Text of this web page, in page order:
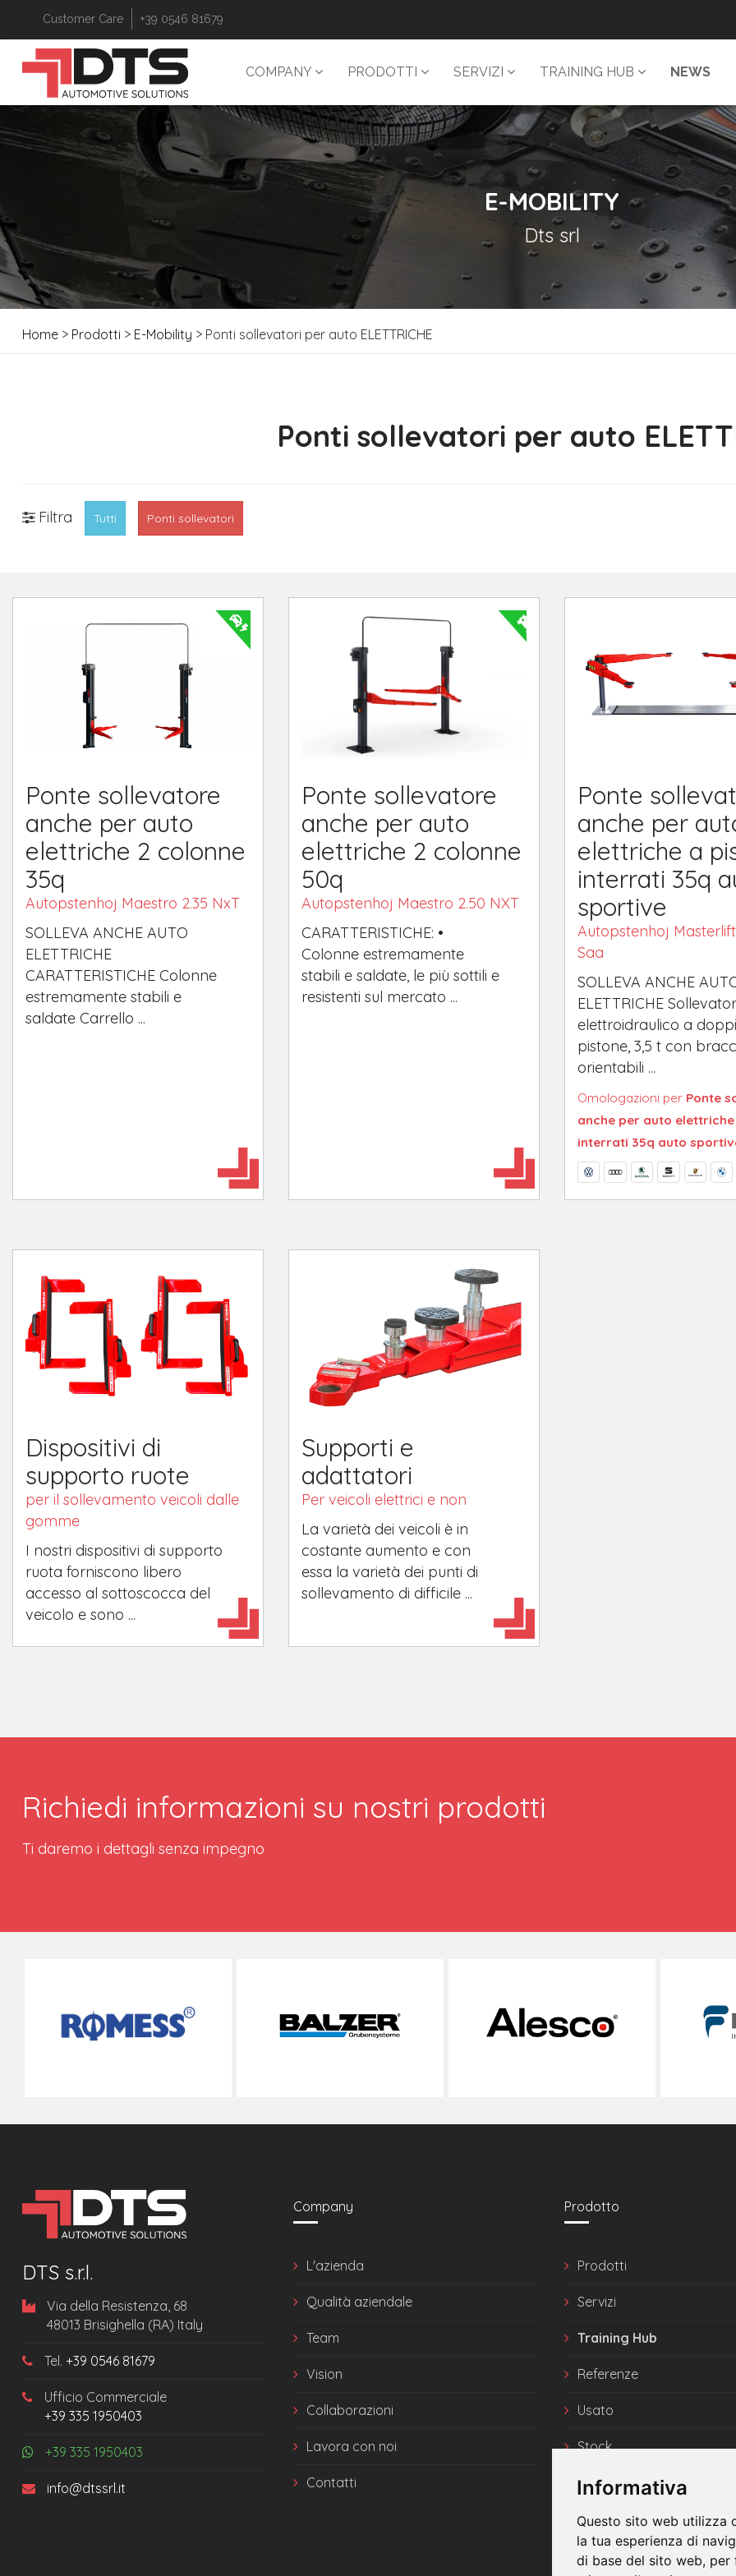
Informativa
Questo sito web utilizza
la tua esperienza di
di base del sito web, per
Customer Care +39 0546 81679
COMPANY PRODOTTI SERVIZI TRAINING HUB NEWS
E-MOBILITY
Dts srl
Home > Prodotti > E-Mobility > Ponti sollevatori per auto ELETTRICHE
Ponti sollevatori per auto
Filtra Tutti Ponti sollevatori
Ponte sollevatore
anche per auto
elettriche 2 colonne
35q
Autopstenhoj Maestro 2.35 NxT
SOLLEVA ANCHE AUTO
ELETTRICHE
CARATTERISTICHE Colonne
estremamente stabili e
saldate Carrello ...
Ponte sollevatore
anche per auto
elettriche 2 colonne
50q
Autopstenhoj Maestro 2.50 NXT
CARATTERISTICHE: •
Colonne estremamente
stabili e saldate, le più sottili e
resistenti sul mercato ...
Ponte
anche per
elettriche a
interrati 35q
sportive
Autopstenhoj
Saa
SOLLEVA ANCHE
ELETTRICHE
elettroidraulico a
pistone, 3,5 t con
orientabili ...
Omologazioni per Ponte
anche per auto
interrati 35q auto
Dispositivi di
supporto ruote
per il sollevamento veicoli dalle
gomme
I nostri dispositivi di supporto
ruota forniscono libero
accesso al sottoscocca del
veicolo e sono ...
Supporti e
adattatori
Per veicoli elettrici e non
La varietà dei veicoli è in
costante aumento e con
essa la varietà dei punti di
sollevamento di difficile ...
Richiedi informazioni su nostri prodotti
Ti daremo i dettagli senza impegno
DTS s.r.l.
Via della Resistenza, 68
48013 Brisighella (RA) Italy
Tel. +39 0546 81679
Ufficio Commerciale
+39 335 1950403
+39 335 1950403
info@dtssrl.it
Company
L'azienda
Qualità aziendale
Team
Vision
Collaborazioni
Lavora con noi
Contatti
Prodotto
Prodotti
Servizi
Training Hub
Referenze
Usato
Stock
News